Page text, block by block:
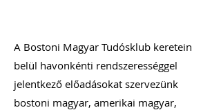
A Bostoni Magyar Tudósklub keretein
belül havonkénti rendszerességgel
jelentkező előadásokat szervezünk
bostoni magyar, amerikai magyar,